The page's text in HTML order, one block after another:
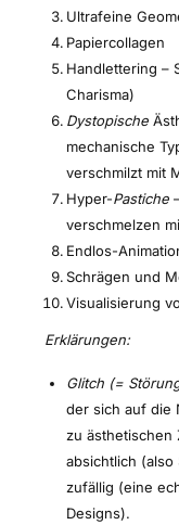
Ultrafeine
Papiercollagen
Handlettering –
Charisma)
Dystopische
mechanische
verschmilzt mit
Hyper-Pastiche
verschmelzen
Endlos-
Schrägen und
Visualisierung
Erklärungen:
Glitch (=
der sich auf die
zu
absichtlich
zufällig (eine
Designs).